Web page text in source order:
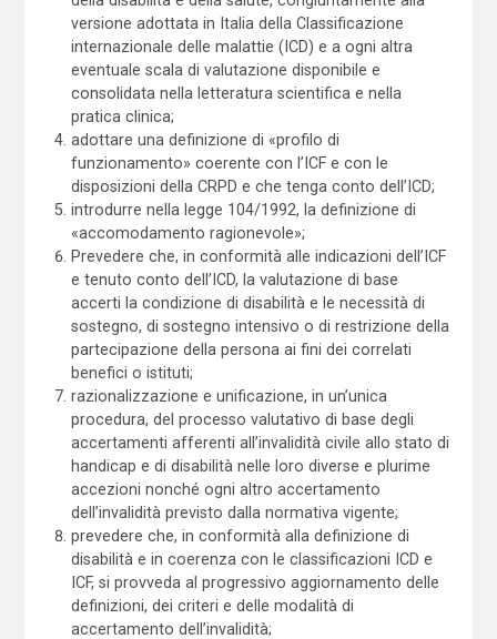
versione adottata in Italia della Classificazione
internazionale delle malattie (ICD) e a ogni altra
eventuale scala di valutazione disponibile e
consolidata nella letteratura scientifica e nella
pratica clinica;
adottare una definizione di «profilo di
funzionamento» coerente con l’ICF e con le
disposizioni della CRPD e che tenga conto dell’ICD;
introdurre nella legge 104/1992, la definizione di
«accomodamento ragionevole»;
Prevedere che, in conformità alle indicazioni dell’ICF
e tenuto conto dell’ICD, la valutazione di base
accerti la condizione di disabilità e le necessità di
sostegno, di sostegno intensivo o di restrizione della
partecipazione della persona ai fini dei correlati
benefici o istituti;
razionalizzazione e unificazione, in un’unica
procedura, del processo valutativo di base degli
accertamenti afferenti all’invalidità civile allo stato di
handicap e di disabilità nelle loro diverse e plurime
accezioni nonché ogni altro accertamento
dell’invalidità previsto dalla normativa vigente;
prevedere che, in conformità alla definizione di
disabilità e in coerenza con le classificazioni ICD e
ICF, si provveda al progressivo aggiornamento delle
definizioni, dei criteri e delle modalità di
accertamento dell’invalidità;